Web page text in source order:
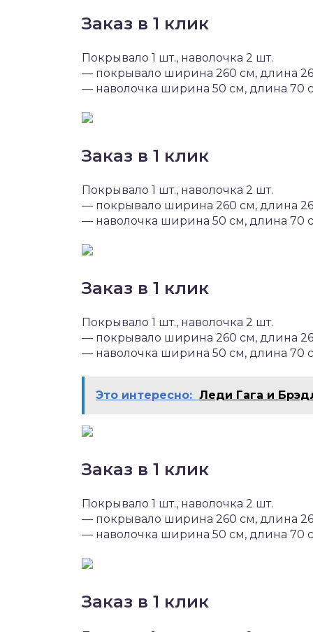
Заказ в 1 клик
Покрывало 1 шт., наволочка 2 шт.
— покрывало ширина 260 см, длина
— наволочка ширина 50 см, длина 70
Заказ в 1 клик
Покрывало 1 шт., наволочка 2 шт.
— покрывало ширина 260 см, длина
— наволочка ширина 50 см, длина 70
Заказ в 1 клик
Покрывало 1 шт., наволочка 2 шт.
— покрывало ширина 260 см, длина
— наволочка ширина 50 см, длина 70
Это интересно: Леди Гага и
Заказ в 1 клик
Покрывало 1 шт., наволочка 2 шт.
— покрывало ширина 260 см, длина
— наволочка ширина 50 см, длина 70
Заказ в 1 клик